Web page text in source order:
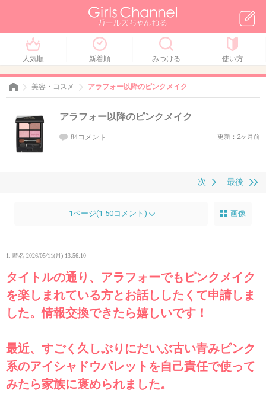
人気順 新着順 みつける 使い方
美容・コスメ アラフォー以降のピンクメイク
アラフォー以降のピンクメイク
84コメント 更新：2ヶ月前
最後
次
1ページ(1-50コメント) 画像
1. 匿名 2026/05/11(月) 13:56:10
タイトルの通り、アラフォーでもピンクメイク
を楽しまれている方とお話ししたくて申請しま
した。情報交換できたら嬉しいです！
最近、すごく久しぶりにだいぶ古い青みピンク
系のアイシャドウパレットを自己責任で使って
みたら家族に褒められました。